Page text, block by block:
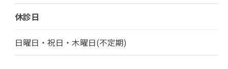
休診日
日曜日・祝日・木曜日(不定期)